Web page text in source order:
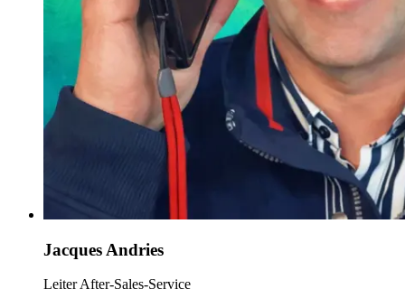
Jacques Andries
Leiter After-Sales-Service